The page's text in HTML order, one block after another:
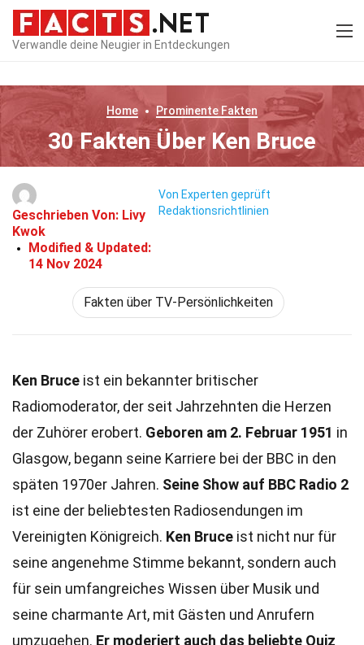
Verwandle deine Neugier in Entdeckungen
Home Prominente Fakten
30 Fakten Über Ken Bruce
Geschrieben Von: Livy
Kwok
Modified & Updated:
14 Nov 2024
Von Experten geprüft
Redaktionsrichtlinien
Fakten über TV-Persönlichkeiten
Ken Bruce ist ein bekannter britischer
Radiomoderator, der seit Jahrzehnten die Herzen
der Zuhörer erobert. Geboren am 2. Februar 1951 in
Glasgow, begann seine Karriere bei der BBC in den
späten 1970er Jahren. Seine Show auf BBC Radio 2
ist eine der beliebtesten Radiosendungen im
Vereinigten Königreich. Ken Bruce ist nicht nur für
seine angenehme Stimme bekannt, sondern auch
für sein umfangreiches Wissen über Musik und
seine charmante Art, mit Gästen und Anrufern
umzugehen. Er moderiert auch das beliebte Quiz